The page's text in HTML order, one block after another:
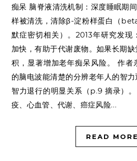
痴呆 脑脊液清洗机制：深度睡眠期
样被清洗，清除β-淀粉样蛋白（
默症密切相关）。2013年研究发现
加快，有助于代谢废物。如果长期
积，显著增加老年痴呆风险。 作者
的脑电波能清楚的分辨老年人的智
智力退行的明显关系（p.9 摘录）
疫、心血管、代谢、癌症风险…
READ MORE